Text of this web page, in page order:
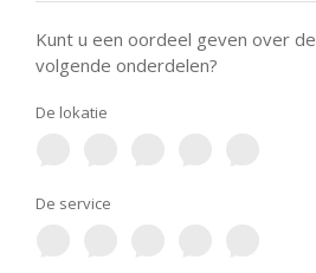
Kunt u een oordeel geven over de
volgende onderdelen?
De lokatie
De service